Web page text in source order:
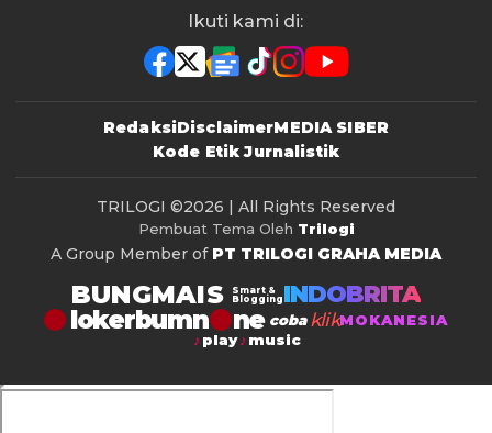
Ikuti kami di:
RedaksiDisclaimerMEDIA SIBER
Kode Etik Jurnalistik
TRILOGI ©2026 | All Rights Reserved
Pembuat Tema Oleh Trilogi
A Group Member of PT TRILOGI GRAHA MEDIA
BUNGMAIS
Smart &
Blogging INDOBRITA
lokerbumn coba klikMOKANESIA
play
music